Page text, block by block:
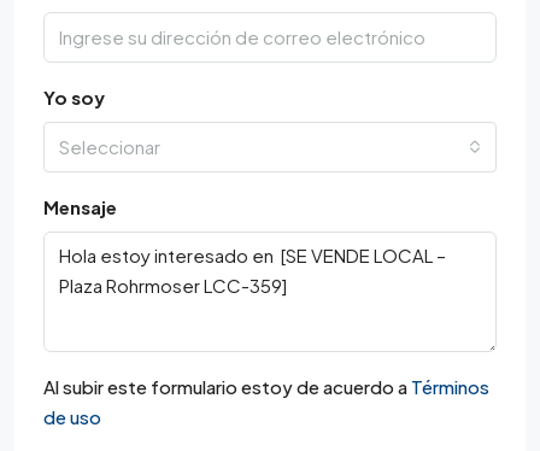
Yo soy
Seleccionar
Mensaje
Al subir este formulario estoy de acuerdo a Términos
de uso